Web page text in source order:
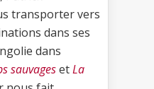
transporter vers
dans ses
dans
sauvagesetLa